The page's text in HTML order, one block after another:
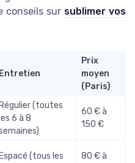
conseils sur sublimer vos
Entretien
Prix
moyen
(Paris)
Régulier (toutes
les 6 à 8
60 € à
150 €
Espacé (tous les
80 € à